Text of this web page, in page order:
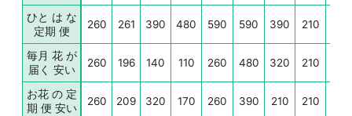
ひと は な
定期 便
260 261 390 480 590 590 390 210
毎月 花 が
届く 安い
260 196 140 110 260 480 320 210
お花 の 定
期 便 安い
260 209 320 170 260 390 210 210